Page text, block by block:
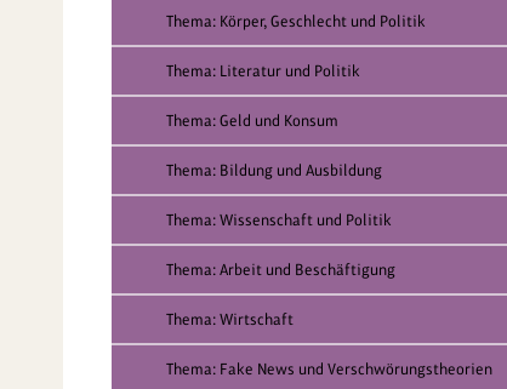
Thema: Körper, Geschlecht und Politik
Thema: Literatur und Politik
Thema: Geld und Konsum
Thema: Bildung und Ausbildung
Thema: Wissenschaft und Politik
Thema: Arbeit und Beschäftigung
Thema: Wirtschaft
Thema: Fake News und Verschwörungstheorien